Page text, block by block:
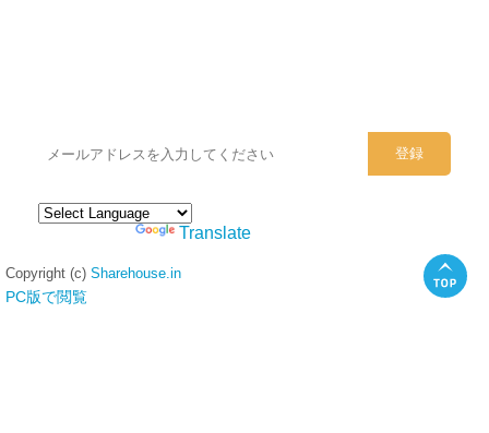
Translate
Copyright (c) Sharehouse.in
PC版で閲覧